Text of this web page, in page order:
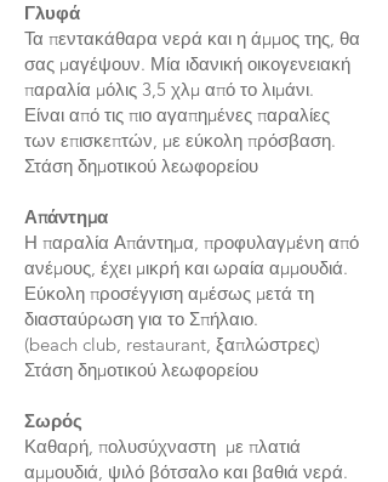
Γλυφά
Τα πεντακάθαρα νερά και η άμμος της, θα
σας μαγέψουν. Μία ιδανική οικογενειακή
παραλία μόλις 3,5 χλμ από το λιμάνι.
Είναι από τις πιο αγαπημένες παραλίες
των επισκεπτών, με εύκολη πρόσβαση.
Στάση δημοτικού λεωφορείου
Απάντημα
Η παραλία Απάντημα, προφυλαγμένη από
ανέμους, έχει μικρή και ωραία αμμουδιά.
Εύκολη προσέγγιση αμέσως μετά τη
διασταύρωση για το Σπήλαιο.
(beach club, restaurant, ξαπλώστρες)
Στάση δημοτικού λεωφορείου
Σωρός
Καθαρή, πολυσύχναστη με πλατιά
αμμουδιά, ψιλό βότσαλο και βαθιά νερά.